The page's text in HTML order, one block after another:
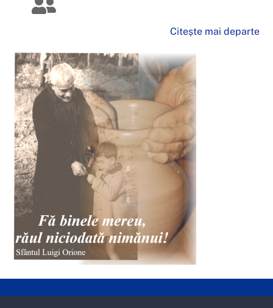
Citește mai departe